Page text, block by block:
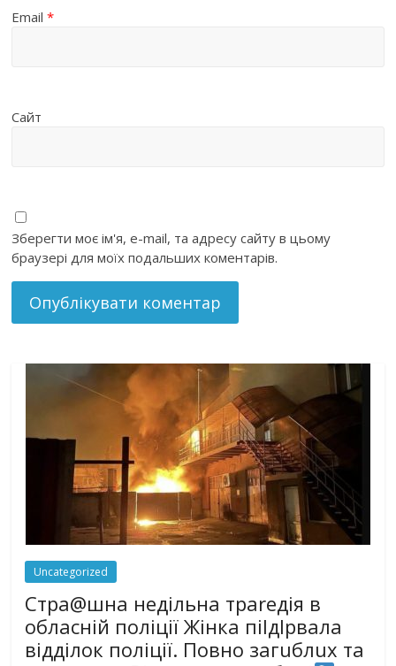
Email*
Сайт
Зберегти моє ім'я, e-mail, та адресу сайту в цьому
браузері для моїх подальших коментарів.
Uncategorized
Стра@шна недільна траrедія в
обласній поліції Жінка піlдlрвала
відділок поліції. Повно загuблuх та